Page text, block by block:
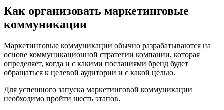
Как организовать маркетинговые
коммуникации
Маркетинговые коммуникации обычно разрабатываются на
основе коммуникационной стратегии компании, которая
определяет, когда и с какими посланиями бренд будет
обращаться к целевой аудитории и с какой целью.
Для успешного запуска маркетинговой коммуникации
необходимо пройти шесть этапов.